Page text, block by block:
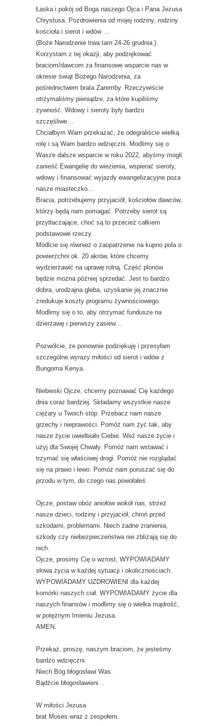
Łaska i pokój od Boga naszego Ojca i Pana Jezusa
Chrystusa. Pozdrowienia od mojej rodziny, rodziny
kościoła i sierot i wdów …
(Boże Narodzenie trwa tam 24-26 grudnia.)
Korzystam z tej okazji, aby podziękować
braciom/dawcom za finansowe wsparcie nas w
okresie świąt Bożego Narodzenia, za
pośrednictwem brata Zaremby. Rzeczywiście
otrzymaliśmy pieniądze, za które kupiliśmy
żywność. Wdowy i sieroty były bardzo
szczęśliwe…
Chciałbym Wam przekazać, że odegraliście wielką
rolę i są Wam bardzo wdzięczni. Modlimy się o
Wasze dalsze wsparcie w roku 2022, abyśmy mogli
zanieść Ewangelię do wiezienia, wspierać sieroty,
wdowy i finansować wyjazdy ewangelizacyjne poza
nasze miasteczko…
Bracia, potrzebujemy przyjaciół, kościołów dawców,
którzy będą nam pomagać. Potrzeby sierot są
przytłaczające, choć są to przecież całkiem
podstawowe rzeczy.
Módlcie się również o zaopatrzenie na kupno pola o
powierzchni ok. 20 akrów, które chcemy
wydzierżawić na uprawę rolną. Część plonów
będzie można później sprzedać. Jest to bardzo
dobra, urodzajna gleba, uzyskanie jej znacznie
zredukuje koszty programu żywnościowego.
Modlimy się o to, aby otrzymać fundusze na
dzierżawę i pierwszy zasiew…
Pozwólcie, że ponownie podziękuję i przesyłam
szczególne wyrazy miłości od sierot i wdów z
Bungoma Kenya.
Niebieski Ojcze, chcemy poznawać Cię każdego
dnia coraz bardziej. Składamy wszystkie nasze
ciężary u Twoich stóp. Przebacz nam nasze
grzechy i nieprawości. Pomóż nam żyć tak, aby
nasze życie uwielbiało Ciebie. Weź nasze życie i
użyj dla Swojej Chwały. Pomóż nam wstawać i
trzymać się właściwej drogi. Pomóż nie rozglądać
się na prawo i lewo. Pomóż nam poruszać się do
przodu w tym, do czego nas powołałeś.
Ojcze, postaw obóz aniołów wokół nas, strzeż
nasze dzieci, rodziny i przyjaciół, chroń przed
szkodami, problemami. Niech żadne zranienia,
szkody czy niebezpieczeństwa nie zbliżają się do
nich.
Ojcze, prosimy Cię o wzrost, WYPOWIADAMY
słowa życia w każdej sytuacji i okolicznościach.
WYPOWIADAMY UZDROWIENI dla każdej
komórki naszych ciał. WYPOWIADAMY życie dla
naszych finansów i modlimy się o wielka mądrość,
w potężnym Imieniu Jezusa.
AMEN.
Przekaż, proszę, naszym braciom, że jesteśmy
bardzo wdzięczni.
Niech Bóg błogosławi Was.
Bądźcie błogosławieni…
W miłości Jezusa
brat Moses wraz z zespołem.